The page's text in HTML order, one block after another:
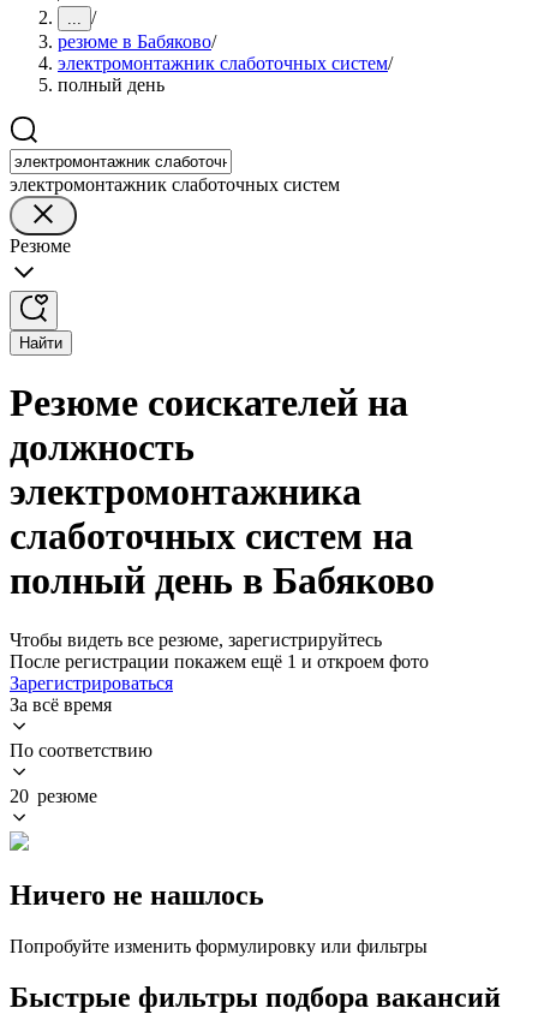
... /
резюме в Бабяково/
электромонтажник слаботочных систем/
полный день
электромонтажник слаботочных систем
Резюме
Найти
Резюме соискателей на
должность
электромонтажника
слаботочных систем на
полный день в Бабяково
Чтобы видеть все резюме, зарегистрируйтесь
После регистрации покажем ещё 1 и откроем фото
Зарегистрироваться
За всё время
По соответствию
20 резюме
Ничего не нашлось
Попробуйте изменить формулировку или фильтры
Быстрые фильтры подбора вакансий